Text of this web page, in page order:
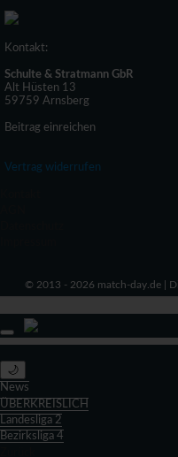
Kontakt:
Schulte & Stratmann GbR
Alt Hüsten 13
59759 Arnsberg
Beitrag einreichen
Vertrag widerrufen
© 2013 - 2026 match-day.de |
🌙
News
ÜBERKREISLICH
Landesliga 2
Bezirksliga 4